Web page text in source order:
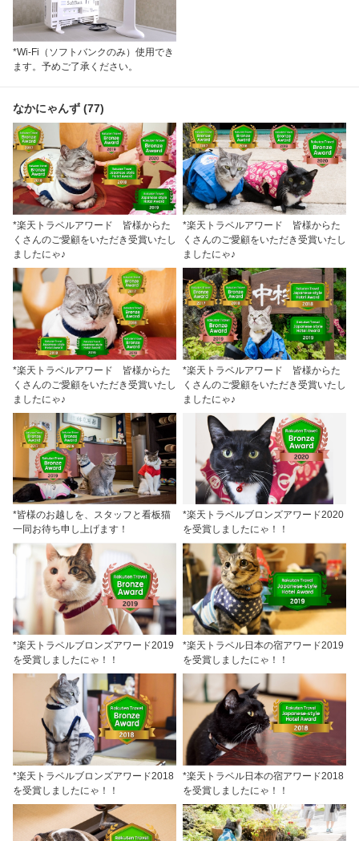
*Wi-Fi（ソフトバンクのみ）使用でき
ます。予めご了承ください。
なかにゃんず (77)
*楽天トラベルアワード 皆様からた
くさんのご愛顧をいただき受賞いたし
ましたにゃ♪
*楽天トラベルアワード 皆様からた
くさんのご愛顧をいただき受賞いたし
ましたにゃ♪
*楽天トラベルアワード 皆様からた
くさんのご愛顧をいただき受賞いたし
ましたにゃ♪
*楽天トラベルアワード 皆様からた
くさんのご愛顧をいただき受賞いたし
ましたにゃ♪
*皆様のお越しを、スタッフと看板猫
一同お待ち申し上げます！
*楽天トラベルブロンズアワード2020
を受賞しましたにゃ！！
*楽天トラベルブロンズアワード2019
を受賞しましたにゃ！！
*楽天トラベル日本の宿アワード2019
を受賞しましたにゃ！！
*楽天トラベルブロンズアワード2018
を受賞しましたにゃ！！
*楽天トラベル日本の宿アワード2018
を受賞しましたにゃ！！